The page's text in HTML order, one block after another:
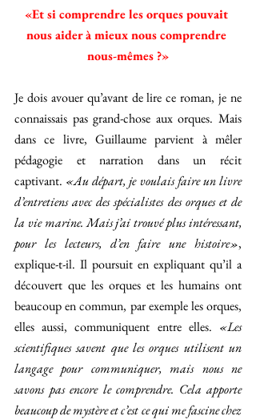
«Et si comprendre les orques pouvait
nous aider à mieux nous comprendre
nous-mêmes ?»
Je dois avouer qu’avant de lire ce roman, je ne
connaissais pas grand-chose aux orques. Mais
dans ce livre, Guillaume parvient à mêler
pédagogie et narration dans un récit
captivant. «Au départ, je voulais faire un livre
d’entretiens avec des spécialistes des orques et de
la vie marine. Mais j’ai trouvé plus intéressant,
pour les lecteurs, d’en faire une histoire»,
explique-t-il. Il poursuit en expliquant qu’il a
découvert que les orques et les humains ont
beaucoup en commun, par exemple les orques,
elles aussi, communiquent entre elles. «Les
scientifiques savent que les orques utilisent un
langage pour communiquer, mais nous ne
savons pas encore le comprendre. Cela apporte
beaucoup de mystère et c’est ce qui me fascine chez